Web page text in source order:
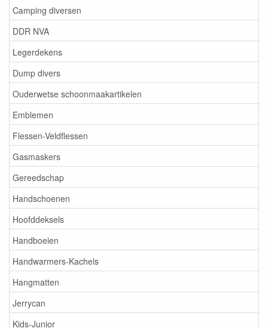
Camping diversen
DDR NVA
Legerdekens
Dump divers
Ouderwetse schoonmaakartikelen
Emblemen
Flessen-Veldflessen
Gasmaskers
Gereedschap
Handschoenen
Hoofddeksels
Handboeien
Handwarmers-Kachels
Hangmatten
Jerrycan
Kids-Junior